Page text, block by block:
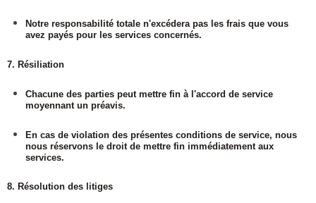
Notre responsabilité totale n'excédera pas les frais que vous
avez payés pour les services concernés.
7. Résiliation
Chacune des parties peut mettre fin à l'accord de service
moyennant un préavis.
En cas de violation des présentes conditions de service, nous
nous réservons le droit de mettre fin immédiatement aux
services.
8. Résolution des litiges